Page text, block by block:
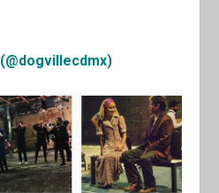
(@dogvillecdmx)